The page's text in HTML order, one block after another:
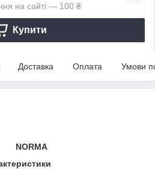
на сайті — 100 ₴
Купити
Доставка Оплата Умови
NORMA